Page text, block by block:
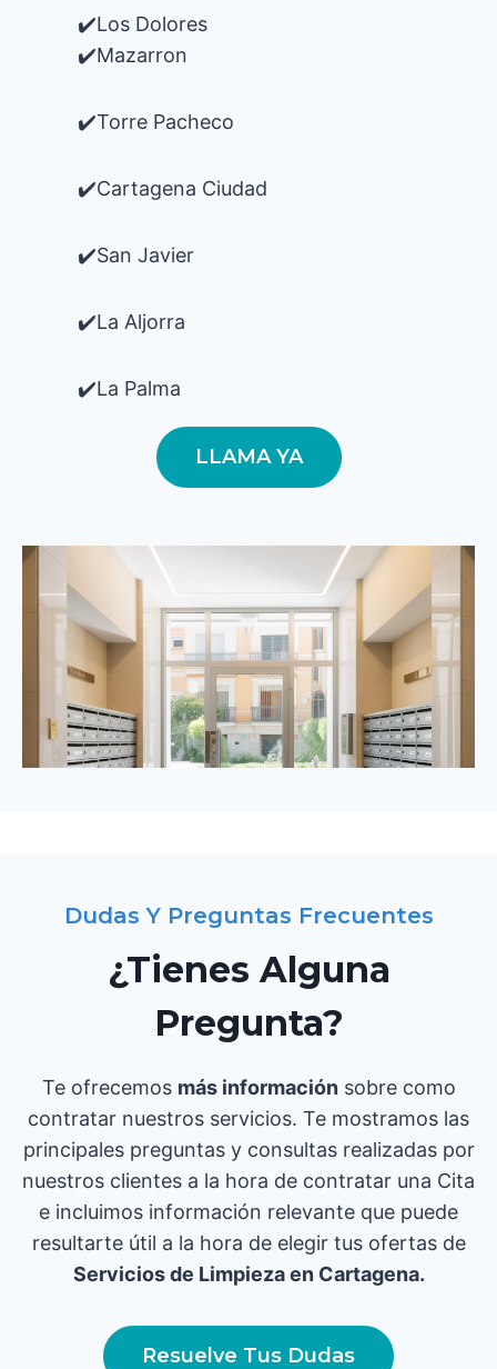
✔️Los Dolores
✔️Mazarron
✔️Torre Pacheco
✔️Cartagena Ciudad
✔️San Javier
✔️La Aljorra
✔️La Palma
LLAMA YA
Dudas Y Preguntas Frecuentes
¿Tienes Alguna
Pregunta?
Te ofrecemos más informaciónsobre como
contratar nuestros servicios. Te mostramos las
principales preguntas y consultas realizadas por
nuestros clientes a la hora de contratar una Cita
e incluimos información relevante que puede
resultarte útil a la hora de elegir tus ofertas de
Servicios de Limpieza en Cartagena.
Resuelve Tus Dudas